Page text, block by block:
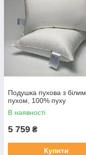
Подушка пухова з білим
пухом, 100% пуху
В наявності
5 759 ₴
Купити